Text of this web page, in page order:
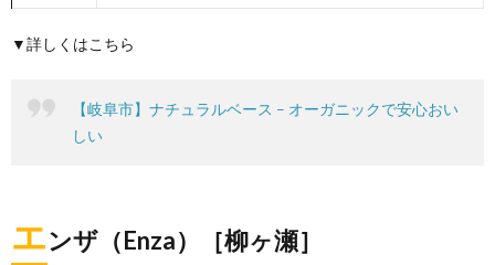
▼詳しくはこちら
【岐阜市】ナチュラルベース – オーガニックで安心おい
しい
エンザ（Enza）［柳ヶ瀬］